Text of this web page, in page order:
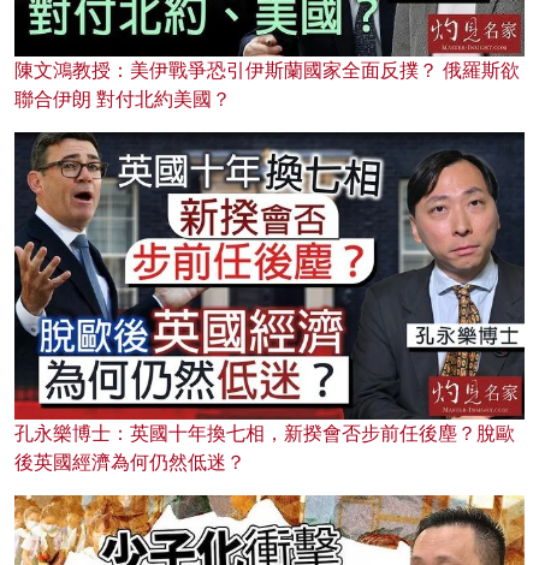
陳文鴻教授：美伊戰爭恐引伊斯蘭國家全面反撲？ 俄羅斯欲
聯合伊朗 對付北約美國？
孔永樂博士：英國十年換七相，新揆會否步前任後塵？脫歐
後英國經濟為何仍然低迷？